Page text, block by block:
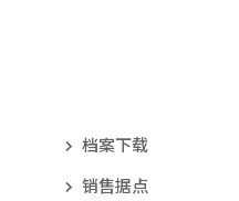
档案下载
销售据点